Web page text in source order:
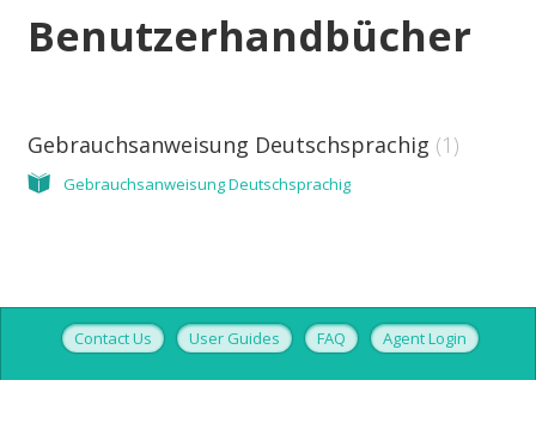
Benutzerhandbücher
Gebrauchsanweisung Deutschsprachig 1
Gebrauchsanweisung Deutschsprachig
Contact Us User Guides FAQ Agent Login